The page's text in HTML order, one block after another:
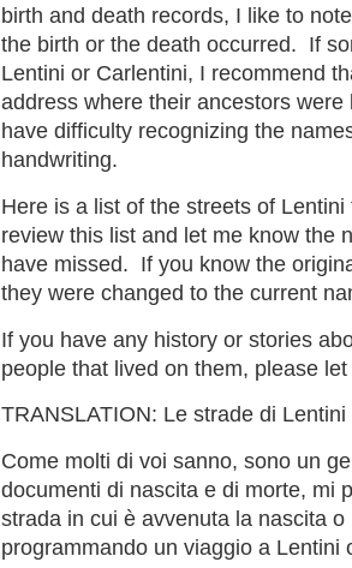
birth and death records, I like to
the birth or the death occurred. If
Lentini or Carlentini, I recommend
address where their ancestors
have difficulty recognizing the
handwriting.
Here is a list of the streets of
review this list and let me know the
have missed. If you know the
they were changed to the current
If you have any history or stories
people that lived on them, please
TRANSLATION: Le strade di Lentini
Come molti di voi sanno, sono un
documenti di nascita e di morte, mi
strada in cui è avvenuta la nascita
programmando un viaggio a Lentini